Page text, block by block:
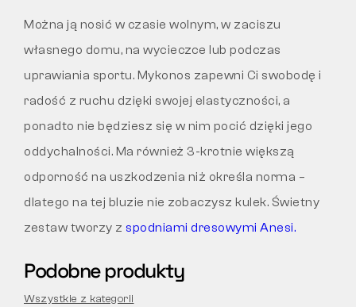
Można ją nosić w czasie wolnym, w zaciszu
własnego domu, na wycieczce lub podczas
uprawiania sportu. Mykonos zapewni Ci swobodę i
radość z ruchu dzięki swojej elastyczności, a
ponadto nie będziesz się w nim pocić dzięki jego
oddychalności. Ma również 3-krotnie większą
odporność na uszkodzenia niż określa norma –
dlatego na tej bluzie nie zobaczysz kulek. Świetny
zestaw tworzy z spodniami dresowymi Anesi.
Podobne produkty
Wszystkie z kategorii